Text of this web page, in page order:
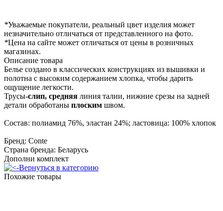
*Уважаемые покупатели, реальный цвет изделия может
незначительно отличаться от представленного на фото.
*Цена на сайте может отличаться от цены в розничных
магазинах.
Описание товара
Белье создано в классических конструкциях из вышивки и
полотна с высоким содержанием хлопка, чтобы дарить
ощущение легкости.
Трусы-слип, средняя линия талии, нижние срезы на задней
детали обработаны плоским швом.
Состав: полиамид 76%, эластан 24%; ластовица: 100% хлопок
Бренд: Conte
Страна бренда: Беларусь
Дополни комплект
Вернуться в категорию
Похожие товары